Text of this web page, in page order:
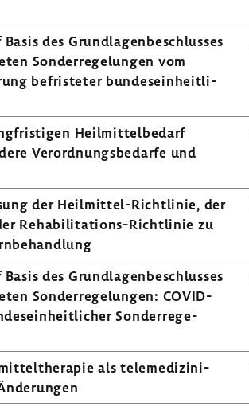
des Grund­la­gen­be­schlusses
Sonder­re­ge­lungen vom
befris­teter bundes­ein­heit­li­
Heil­mit­tel­be­darf
Verord­nungs­be­darfe und
der Heilmittel-​Richtlinie, der
Rehabilitations-​Richtlinie zu
des Grund­la­gen­be­schlusses
Sonder­re­ge­lungen: COVID-​
Sonder­re­ge­
als tele­me­di­zi­ni­